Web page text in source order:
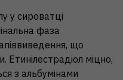
у сироватці
фаза
що
міцно,
з альбумінами